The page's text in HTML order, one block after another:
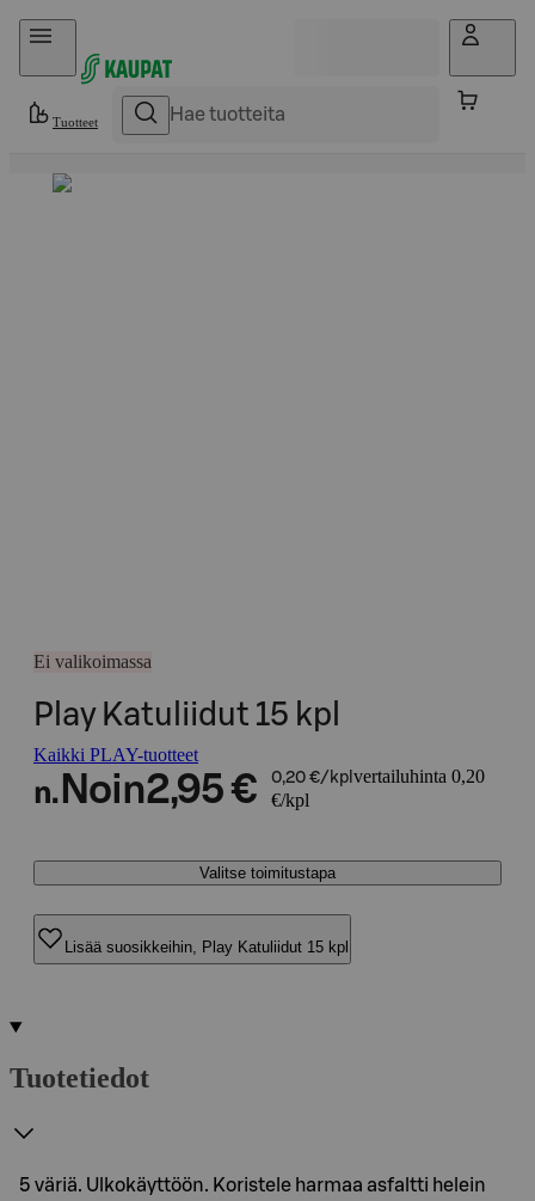
Hyppää sisältöön
Tuotteet
Ei valikoimassa
Play Katuliidut 15 kpl
Kaikki PLAY-tuotteet
n. Noin2,95 € 0,20 €/kpl vertailuhinta 0,20
€/kpl
Valitse toimitustapa
Lisää suosikkeihin, Play Katuliidut 15 kpl
Tuotetiedot
5 väriä. Ulkokäyttöön. Koristele harmaa asfaltti helein